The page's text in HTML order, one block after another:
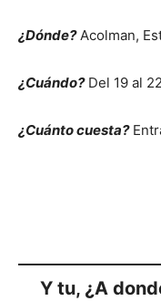
¿Dónde?Acolman,
¿Cuándo?Del 19 al
¿Cuánto cuesta?
Y tu, ¿A